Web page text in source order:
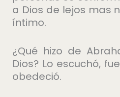
a Dios de lejos mas
íntimo.
¿Qué hizo de
Dios? Lo escuchó,
obedeció.